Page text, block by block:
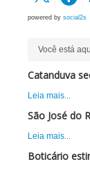
powered by social2s
Você está
Catanduva
Leia mais...
São José do
Leia mais...
Boticário